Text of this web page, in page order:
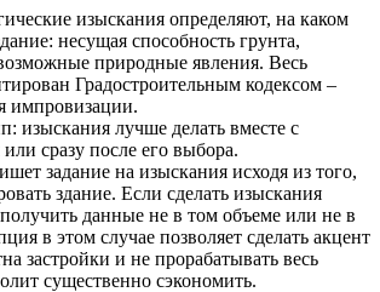
изыскания определяют, на каком
несущая способность грунта,
природные явления. Весь
Градостроительным кодексом –
импровизации.
изыскания лучше делать вместе с
сразу после его выбора.
задание на изыскания исходя из того,
здание. Если сделать изыскания
данные не в том объеме или не в
в этом случае позволяет сделать акцент
застройки и не прорабатывать весь
существенно сэкономить.